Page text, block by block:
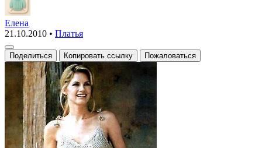
Элегантное
и
женственное
ажурное
платье
крючком
Елена
21.10.2010 • Платья
Поделиться Копировать ссылку Пожаловаться